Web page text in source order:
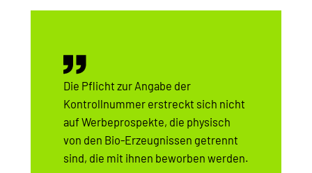
Die Pflicht zur Angabe der
Kontrollnummer erstreckt sich nicht
auf Werbeprospekte, die physisch
von den Bio-Erzeugnissen getrennt
sind, die mit ihnen beworben werden.